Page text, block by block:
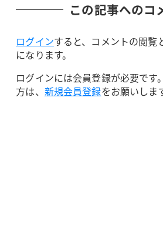
この記事へのコ
ログインすると、コメントの閲覧
になります。
ログインには会員登録が必要です
方は、 新規会員登録をお願いしま